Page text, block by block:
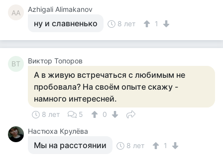
AA Azhigali Alimakanov
ну и славненько 8 лет 1
ВТ Виктор Топоров
А в живую встречаться с любимым не
пробовала? На своём опыте скажу -
намного интересней.
8 лет 5
0
Настюха Крулёва
Мы на расстоянии 8 лет 1